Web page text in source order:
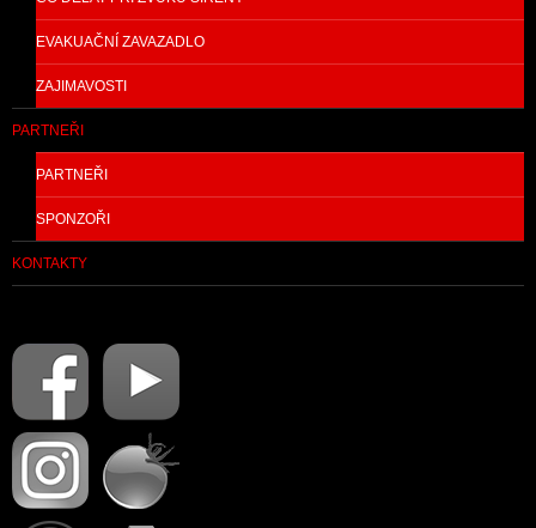
EVAKUAČNÍ ZAVAZADLO
ZAJIMAVOSTI
PARTNEŘI
PARTNEŘI
SPONZOŘI
KONTAKTY